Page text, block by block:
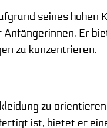
seines hohen
Er
zu konzentrieren.
zu
ist, bietet er